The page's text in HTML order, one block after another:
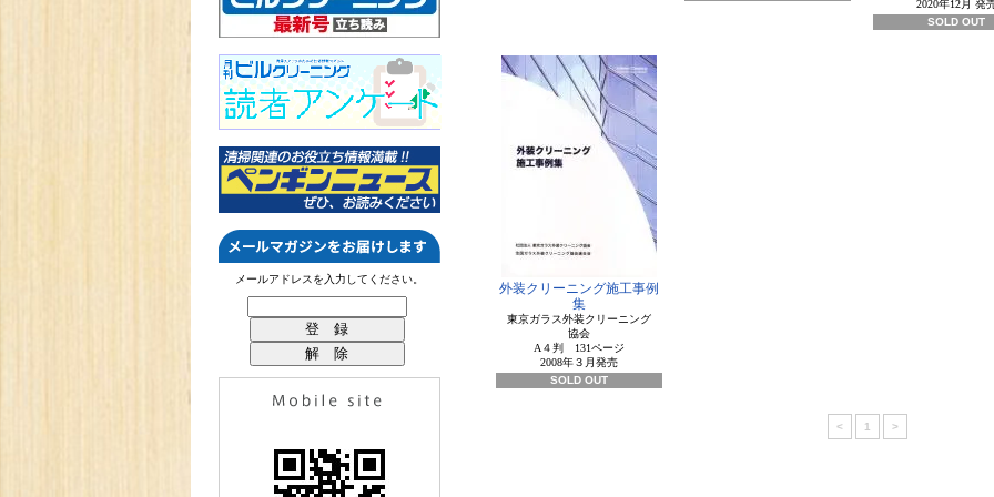
メールアドレスを入力してください。
2020年12月 発
SOLD OUT
外装クリーニング施工事例
集
東京ガラス外装クリーニング
協会
A４判 131ページ
2008年３月発売
SOLD OUT
< 1 >